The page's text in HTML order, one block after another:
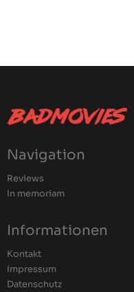
Navigation
Reviews
In memoriam
Informationen
Kontakt
Impressum
Datenschutz